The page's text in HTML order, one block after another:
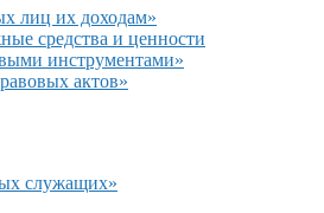
лиц их доходам»
средства и ценности
инструментами»
актов»
служащих»